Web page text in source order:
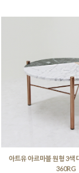
아트유 아르마블 원형 3색
360RG